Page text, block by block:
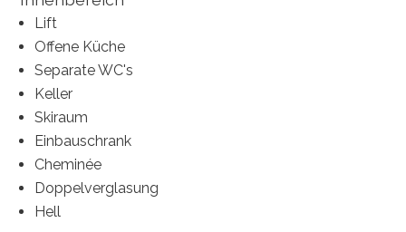
Lift
Offene Küche
Separate WC's
Keller
Skiraum
Einbauschrank
Cheminée
Doppelverglasung
Hell